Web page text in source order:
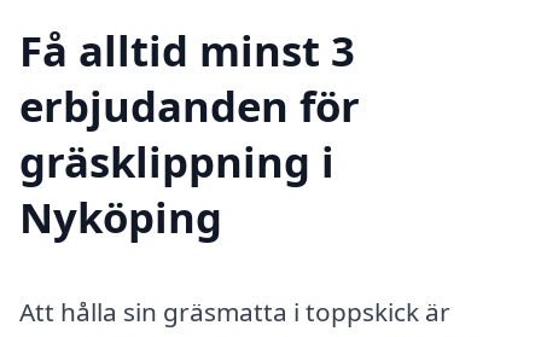
Få alltid minst 3
erbjudanden för
gräsklippning i
Nyköping
Att hålla sin gräsmatta i toppskick är